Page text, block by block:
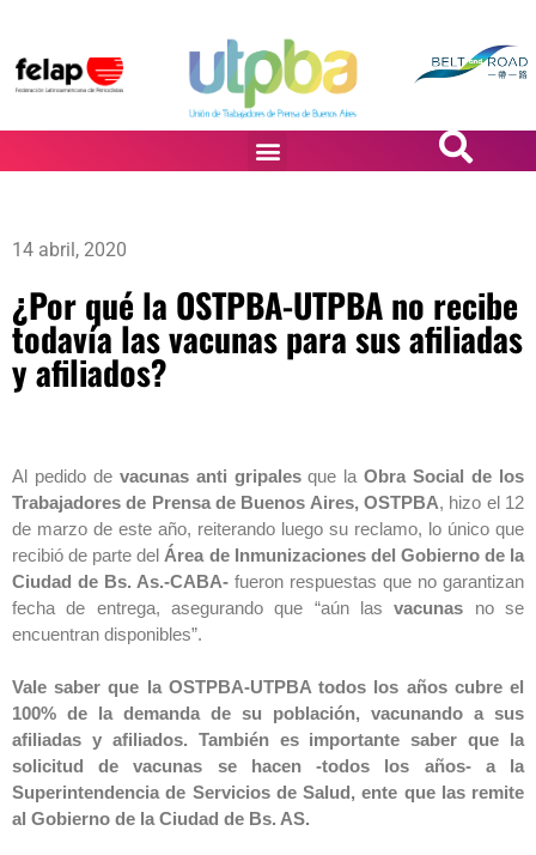
14 abril, 2020
¿Por qué la OSTPBA-UTPBA no recibe
todavía las vacunas para sus afiliadas
y afiliados?
Al pedido de vacunas anti gripalesque laObra Social de los
Trabajadores de Prensa de Buenos Aires, OSTPBA, hizo el 12
de marzo de este año, reiterando luego su reclamo, lo único que
recibió de parte del Área de Inmunizaciones del Gobierno de la
Ciudad de Bs. As.-CABA- fueron respuestas que no garantizan
fecha de entrega, asegurando que “aún lasvacunas no se
encuentran disponibles”.
Vale saber que la OSTPBA-UTPBA todos los años cubre el
100% de la demanda de su población, vacunando a sus
afiliadas y afiliados. También es importante saber que la
solicitud de vacunas se hacen -todos los años- a la
Superintendencia de Servicios de Salud, ente que las remite
al Gobierno de la Ciudad de Bs. AS.